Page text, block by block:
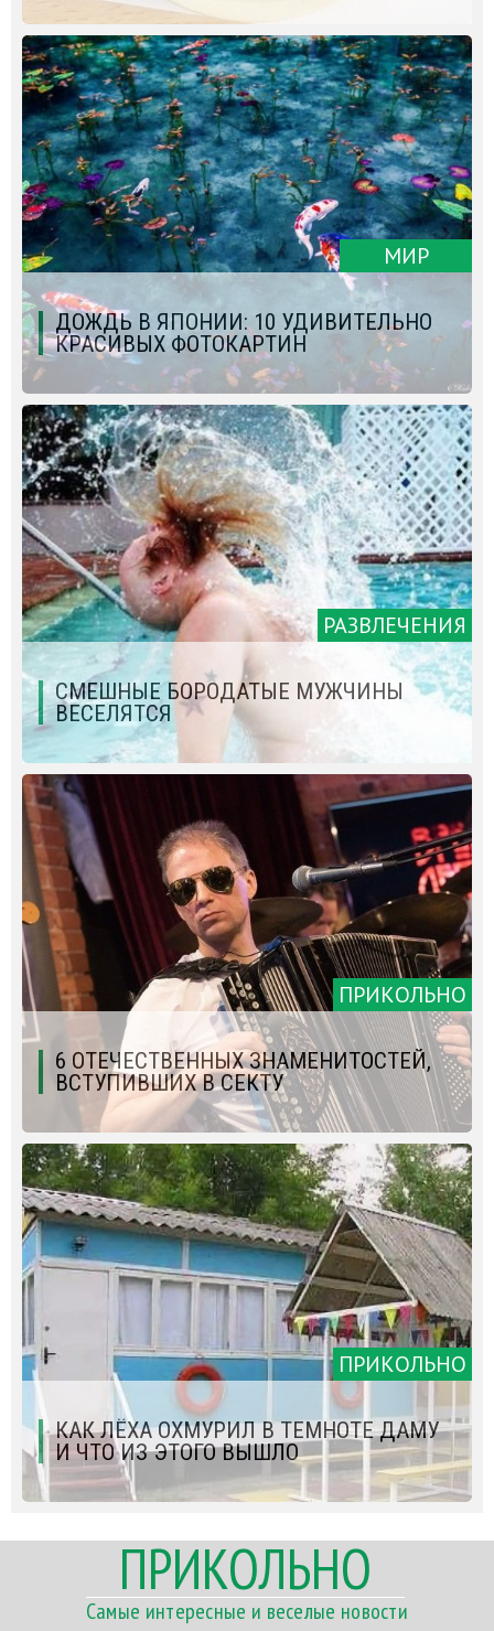
МИР
ДОЖДЬ В ЯПОНИИ: 10 УДИВИТЕЛЬНО
КРАСИВЫХ ФОТОКАРТИН
РАЗВЛЕЧЕНИЯ
СМЕШНЫЕ БОРОДАТЫЕ МУЖЧИНЫ
ВЕСЕЛЯТСЯ
ПРИКОЛЬНО
6 ОТЕЧЕСТВЕННЫХ ЗНАМЕНИТОСТЕЙ,
ВСТУПИВШИХ В СЕКТУ
ПРИКОЛЬНО
КАК ЛЁХА ОХМУРИЛ В ТЕМНОТЕ ДАМУ
И ЧТО ИЗ ЭТОГО ВЫШЛО
ПРИКОЛЬНО
Самые интересные и веселые новости